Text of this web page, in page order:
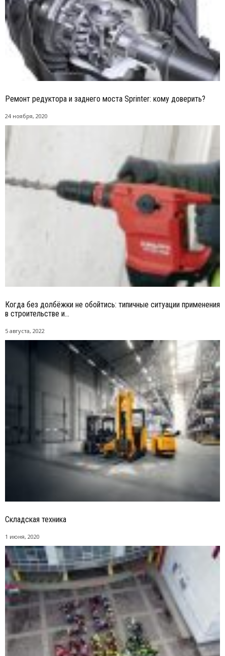
Ремонт редуктора и заднего моста Sprinter: кому доверить?
24 ноября, 2020
Когда без долбёжки не обойтись: типичные ситуации применения
в строительстве и...
5 августа, 2022
Складская техника
1 июня, 2020